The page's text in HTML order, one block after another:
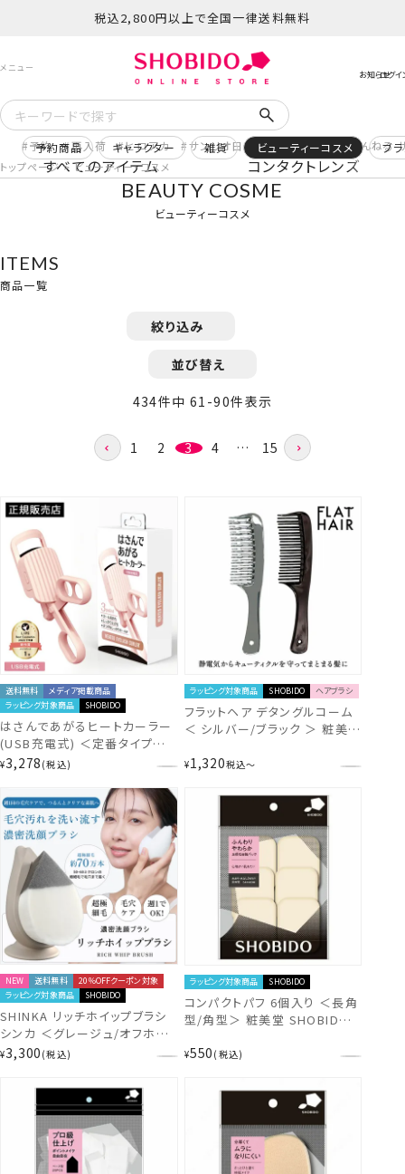
税込2,800円以上で全国一律送料無料
予約 再入荷 ヒロアカ サンリオ日焼け コスメヲタちゃんねる
すべてのアイテム コンタクトレンズ
予約商品 キャラクター 雑貨 ビューティーコスメ ブ
トップページ ビューティー・コスメ
BEAUTY COSME
ビューティーコスメ
ITEMS
商品一覧
絞り込み
並び替え
434件中 61 -90件表示
1 2 3 4 … 15
送料無料
メディア掲載商品
ラッピング対象商品
SHOBIDO
はさんであがるヒートカーラー
(USB充電式) ＜定番タイプ＞
粧美堂 SHOBIDO
¥3,278 税込
ラッピング対象商品 SHOBIDO ヘアブラシ
フラットヘア デタングルコーム
＜ シルバー/ブラック ＞ 粧美堂
ラシ
¥1,320税込〜
NEW 送料無料
20％OFFクーポン対象
ラッピング対象商品
SHOBIDO
SHINKA リッチホイップブラシ
シンカ ＜グレージュ/オフホワ
イト/ブラック＞ 毛穴洗浄 とろ
堂 SHOBIDO
¥3,300 税込
ラッピング対象商品 SHOBIDO
コンパクトパフ 6個入り ＜長角
型/角型＞ 粧美堂 SHOBIDO
¥550 税込